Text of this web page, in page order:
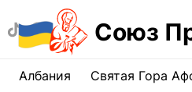
Союз
Албания Святая Гора